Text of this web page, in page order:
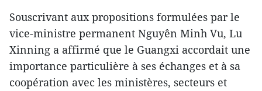
Souscrivant aux propositions formulées par le
vice-ministre permanent Nguyên Minh Vu, Lu
Xinning a affirmé que le Guangxi accordait une
importance particulière à ses échanges et à sa
coopération avec les ministères, secteurs et